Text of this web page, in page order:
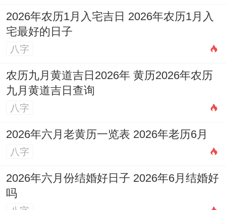
2026年农历1月入宅吉日 2026年农历1月入
宅最好的日子
八字
农历九月黄道吉日2026年 黄历2026年农历
九月黄道吉日查询
八字
2026年六月老黄历一览表 2026年老历6月
八字
2026年六月份结婚好日子 2026年6月结婚好
吗